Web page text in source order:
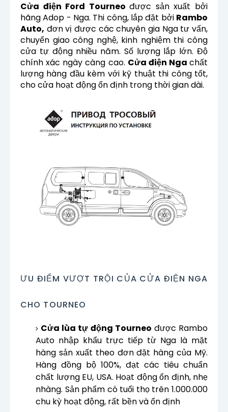
Cửa điện Ford Tourneođược sản xuất bởi
hãng Adop - Nga. Thi công, lắp đặt bởi Rambo
Auto, đơn vị được các chuyên gia Nga tư vấn,
chuyển giao công nghệ, kinh nghiệm thi công
cửa tự động nhiều năm. Số lượng lắp lớn. Độ
chính xác ngày càng cao. Cửa điện Nga chất
lượng hàng đầu kèm với kỹ thuật thi công tốt,
cho cửa hoạt động ổn định trong thời gian dài.
ƯU ĐIỂM VƯỢT TRỘI CỦA CỬA ĐIỆN NGA
CHO TOURNEO
Cửa lùa tự động Tourneo được Rambo
Auto nhập khẩu trực tiếp từ Nga là mặt
hàng sản xuất theo đơn đặt hàng của Mỹ.
Hàng đồng bộ 100%, đạt các tiêu chuẩn
chất lượng EU, USA. Hoạt động ổn định, nhẹ
nhàng. Sản phẩm có tuổi thọ trên 1.000.000
chu kỳ hoạt động, rất bền và ổn định